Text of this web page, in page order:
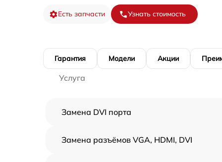
Есть запчасти Узнать стоимость
Гарантия Модели Акции
Услуга
Замена DVI порта
Замена разъёмов VGA, HDMI, DVI